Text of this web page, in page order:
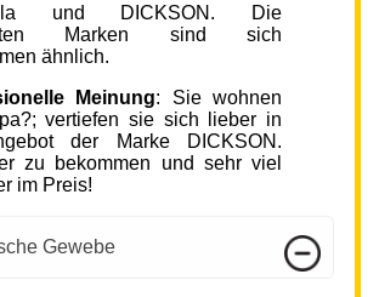
und DICKSON. Die
Marken sind sich
ähnlich.
Meinung: Sie wohnen
vertiefen sie sich lieber in
der Marke DICKSON.
zu bekommen und sehr viel
im Preis!
Gewebe